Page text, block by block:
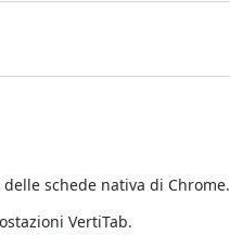
schede nativa di Chrome.
VertiTab.